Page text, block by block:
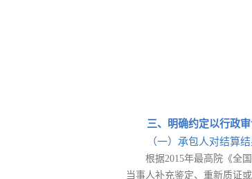
三、明确约定以行政
（一）承包人对结算
根据2015年最高院《全
当事人补充鉴定、重新质证